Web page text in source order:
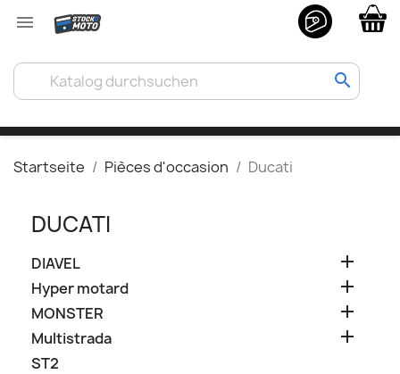

search
Startseite Pièces d'occasion Ducati
DUCATI
DIAVEL 
Hyper motard 
MONSTER 
Multistrada 
ST2